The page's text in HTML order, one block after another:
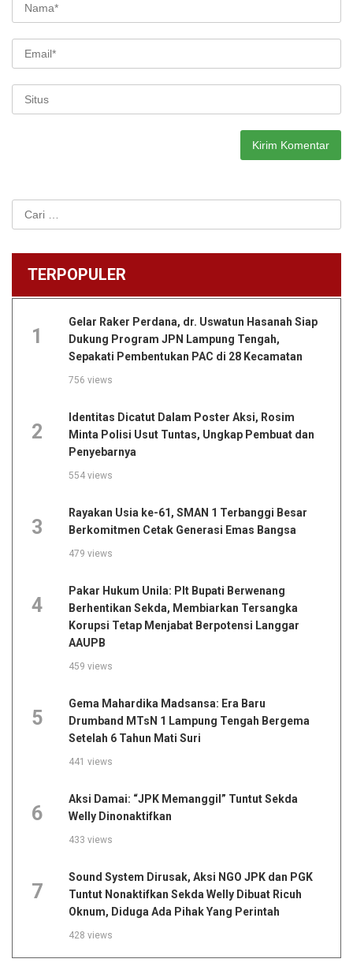
TERPOPULER
1
Gelar Raker Perdana, dr. Uswatun Hasanah Siap
Dukung Program JPN Lampung Tengah,
Sepakati Pembentukan PAC di 28 Kecamatan
756 views
2
Identitas Dicatut Dalam Poster Aksi, Rosim
Minta Polisi Usut Tuntas, Ungkap Pembuat dan
Penyebarnya
554 views
3
Rayakan Usia ke-61, SMAN 1 Terbanggi Besar
Berkomitmen Cetak Generasi Emas Bangsa
479 views
4
Pakar Hukum Unila: Plt Bupati Berwenang
Berhentikan Sekda, Membiarkan Tersangka
Korupsi Tetap Menjabat Berpotensi Langgar
AAUPB
459 views
5
Gema Mahardika Madsansa: Era Baru
Drumband MTsN 1 Lampung Tengah Bergema
Setelah 6 Tahun Mati Suri
441 views
6
Aksi Damai: “JPK Memanggil” Tuntut Sekda
Welly Dinonaktifkan
433 views
7
Sound System Dirusak, Aksi NGO JPK dan PGK
Tuntut Nonaktifkan Sekda Welly Dibuat Ricuh
Oknum, Diduga Ada Pihak Yang Perintah
428 views